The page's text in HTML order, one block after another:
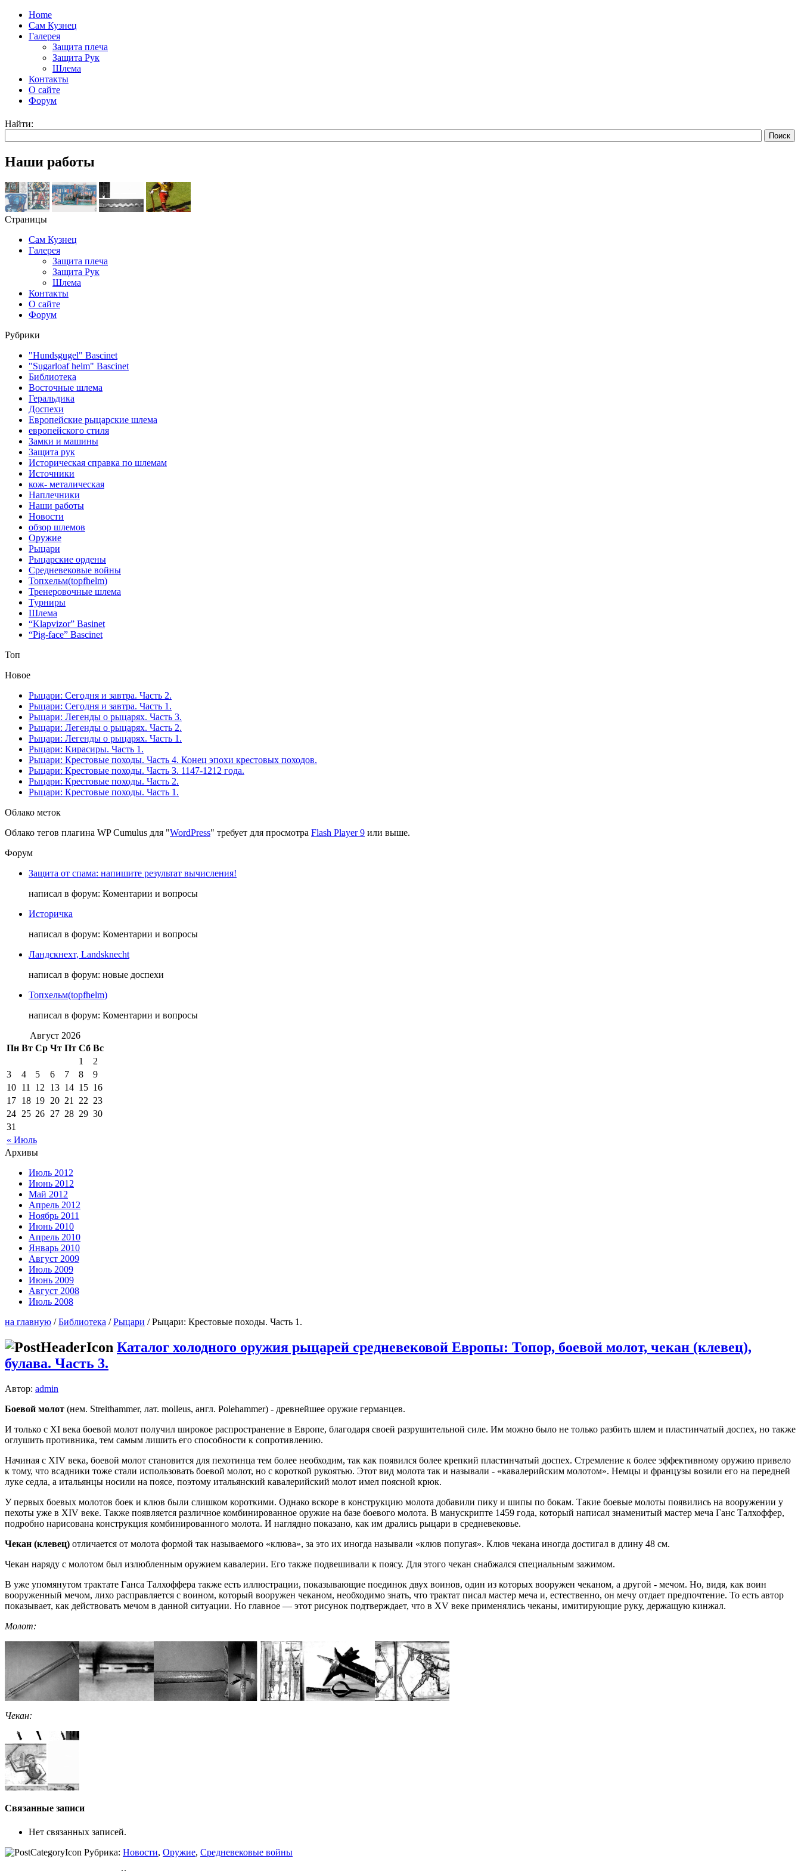
Home
Сам Кузнец
Галерея
Защита плеча
Защита Рук
Шлема
Контакты
О сайте
Форум
Найти:
Поиск
Наши работы
Страницы
Сам Кузнец
Галерея
Защита плеча
Защита Рук
Шлема
Контакты
О сайте
Форум
Рубрики
"Hundsgugel" Bascinet
"Sugarloaf helm" Bascinet
Библиотека
Восточные шлема
Геральдика
Доспехи
Европейские рыцарские шлема
европейского стиля
Замки и машины
Защита рук
Историческая справка по шлемам
Источники
кож- металическая
Наплечники
Наши работы
Новости
обзор шлемов
Оружие
Рыцари
Рыцарские ордены
Средневековые войны
Топхельм(topfhelm)
Тренеровочные шлема
Турниры
Шлема
“Klapvizor” Basinet
“Pig-face” Bascinet
Топ
Новое
Рыцари: Сегодня и завтра. Часть 2.
Рыцари: Сегодня и завтра. Часть 1.
Рыцари: Легенды о рыцарях. Часть 3.
Рыцари: Легенды о рыцарях. Часть 2.
Рыцари: Легенды о рыцарях. Часть 1.
Рыцари: Кирасиры. Часть 1.
Рыцари: Крестовые походы. Часть 4. Конец эпохи крестовых походов.
Рыцари: Крестовые походы. Часть 3. 1147-1212 года.
Рыцари: Крестовые походы. Часть 2.
Рыцари: Крестовые походы. Часть 1.
Облако меток
Облако тегов плагина WP Cumulus для "WordPress" требует для просмотра Flash Player 9 или выше.
Форум
Защита от спама: напишите результат вычисления!
написал в форум: Коментарии и вопросы
Историчка
написал в форум: Коментарии и вопросы
Ландскнехт, Landsknecht
написал в форум: новые доспехи
Топхельм(topfhelm)
написал в форум: Коментарии и вопросы
Август 2026
Пн Вт Ср Чт Пт Сб Вс
« Июль
1
2
3
4 5 6 7 8
9
10 11 12 13 14 15 16
17 18 19 20 21 22 23
24 25 26 27 28 29 30
31
Архивы
Июль 2012
Июнь 2012
Май 2012
Апрель 2012
Ноябрь 2011
Июнь 2010
Апрель 2010
Январь 2010
Август 2009
Июль 2009
Июнь 2009
Август 2008
Июль 2008
на главную /Библиотека /Рыцари / Рыцари: Крестовые походы. Часть 1.
Каталог холодного оружия рыцарей средневековой Европы: Топор, боевой молот, чекан (клевец),
булава. Часть 3.
Автор: admin
Боевой молот (нем. Streithammer, лат. molleus, англ. Polehammer) - древнейшее оружие германцев.
И только с XI века боевой молот получил широкое распространение в Европе, благодаря своей разрушительной силе. Им можно было не только разбить шлем и пластинчатый доспех, но также
оглушить противника, тем самым лишить его способности к сопротивлению.
Начиная с XIV века, боевой молот становится для пехотинца тем более необходим, так как появился более крепкий пластинчатый доспех. Стремление к более эффективному оружию привело
к тому, что всадники тоже стали использовать боевой молот, но с короткой рукоятью. Этот вид молота так и называли - «кавалерийским молотом». Немцы и французы возили его на передней
луке седла, а итальянцы носили на поясе, поэтому итальянский кавалерийский молот имел поясной крюк.
У первых боевых молотов боек и клюв были слишком короткими. Однако вскоре в конструкцию молота добавили пику и шипы по бокам. Такие боевые молоты появились на вооружении у
пехоты уже в XIV веке. Также появляется различное комбинированное оружие на базе боевого молота. В манускрипте 1459 года, который написал знаменитый мастер меча Ганс Талхоффер,
подробно нарисована конструкция комбинированного молота. И наглядно показано, как им дрались рыцари в средневековье.
Чекан (клевец) отличается от молота формой так называемого «клюва», за это их иногда называли «клюв попугая». Клюв чекана иногда достигал в длину 48 см.
Чекан наряду с молотом был излюбленным оружием кавалерии. Его также подвешивали к поясу. Для этого чекан снабжался специальным зажимом.
В уже упомянутом трактате Ганса Талхоффера также есть иллюстрации, показывающие поединок двух воинов, один из которых вооружен чеканом, а другой - мечом. Но, видя, как воин
вооруженный мечом, лихо расправляется с воином, который вооружен чеканом, необходимо знать, что трактат писал мастер меча и, естественно, он мечу отдает предпочтение. То есть автор
показывает, как действовать мечом в данной ситуации. Но главное — этот рисунок подтверждает, что в XV веке применялись чеканы, имитирующие руку, держащую кинжал.
Молот:
Чекан:
Связанные записи
Нет связанных записей.
Рубрика: Новости, Оружие, Средневековые войны